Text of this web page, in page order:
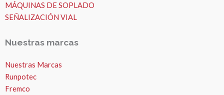
MÁQUINAS DE SOPLADO
SEÑALIZACIÓN VIAL
Nuestras marcas
Nuestras Marcas
Runpotec
Fremco